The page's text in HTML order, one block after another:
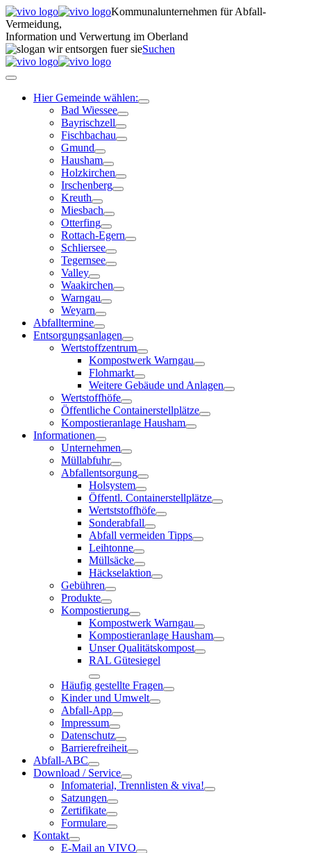
Kommunalunternehmen für Abfall-
Vermeidung,
Information und Verwertung im Oberland
Suchen
Hier Gemeinde wählen:
Bad Wiessee
Bayrischzell
Fischbachau
Gmund
Hausham
Holzkirchen
Irschenberg
Kreuth
Miesbach
Otterfing
Rottach-Egern
Schliersee
Tegernsee
Valley
Waakirchen
Warngau
Weyarn
Abfalltermine
Entsorgungsanlagen
Wertstoffzentrum
Kompostwerk Warngau
Flohmarkt
Weitere Gebäude und Anlagen
Wertstoffhöfe
Öffentliche Containerstellplätze
Kompostieranlage Hausham
Informationen
Unternehmen
Müllabfuhr
Abfallentsorgung
Holsystem
Öffentl. Containerstellplätze
Wertststoffhöfe
Sonderabfall
Abfall vermeiden Tipps
Leihtonne
Müllsäcke
Häckselaktion
Gebühren
Produkte
Kompostierung
Kompostwerk Warngau
Kompostieranlage Hausham
Unser Qualitätskompost
RAL Gütesiegel
Häufig gestellte Fragen
Kinder und Umwelt
Abfall-App
Impressum
Datenschutz
Barrierefreiheit
Abfall-ABC
Download / Service
Infomaterial, Trennlisten & viva!
Satzungen
Zertifikate
Formulare
Kontakt
E-Mail an VIVO